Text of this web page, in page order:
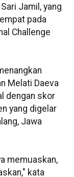
Jamil, yang
pada
Challenge
Melati Daeva
dengan skor
yang digelar
Jawa
memuaskan,
kata